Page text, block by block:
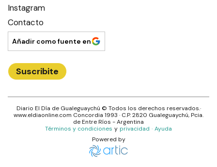
Instagram
Contacto
Añadir como fuente en
Suscribite
Diario El Día de Gualeguaychú © Todos los derechos reservados.·
www.eldiaonline.com Concordia 1993 · C.P.2820 Gualeguaychú, Pcia.
deEntre Ríos - Argentina
Términos y condiciones y privacidad · Ayuda
Powered by